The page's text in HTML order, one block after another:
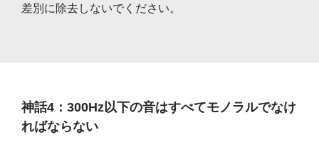
差別に除去しないでください。
神話4：300Hz以下の音はすべてモノラルでなけ
ればならない